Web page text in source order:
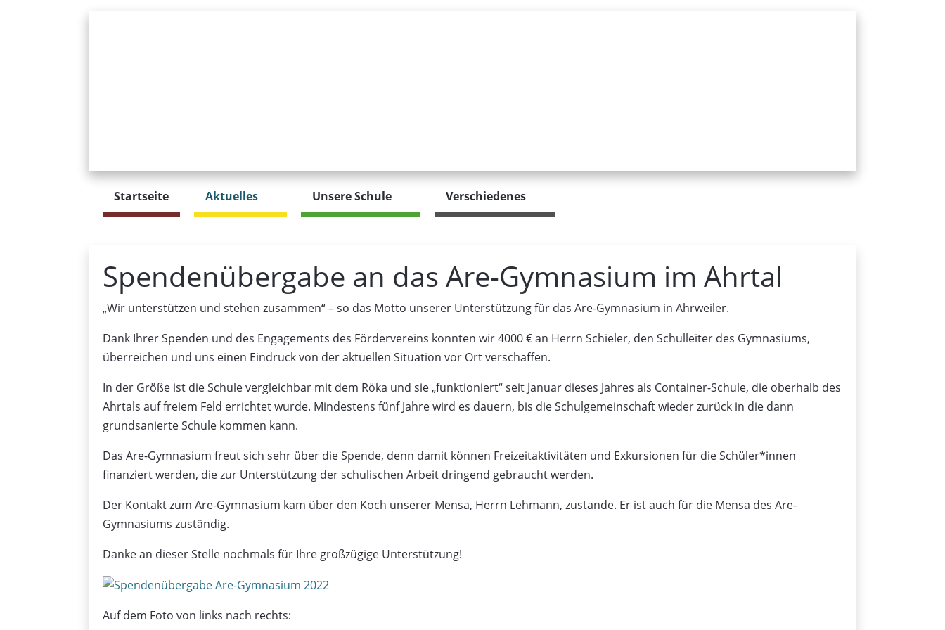
Startseite Aktuelles Unsere Schule Verschiedenes
Spendenübergabe an das Are-Gymnasium im Ahrtal
„Wir unterstützen und stehen zusammen“ – so das Motto unserer Unterstützung für das Are-Gymnasium in Ahrweiler.
Dank Ihrer Spenden und des Engagements des Fördervereins konnten wir 4000 € an Herrn Schieler, den Schulleiter des Gymnasiums,
überreichen und uns einen Eindruck von der aktuellen Situation vor Ort verschaffen.
In der Größe ist die Schule vergleichbar mit dem Röka und sie „funktioniert“ seit Januar dieses Jahres als Container-Schule, die oberhalb des
Ahrtals auf freiem Feld errichtet wurde. Mindestens fünf Jahre wird es dauern, bis die Schulgemeinschaft wieder zurück in die dann
grundsanierte Schule kommen kann.
Das Are-Gymnasium freut sich sehr über die Spende, denn damit können Freizeitaktivitäten und Exkursionen für die Schüler*innen
finanziert werden, die zur Unterstützung der schulischen Arbeit dringend gebraucht werden.
Der Kontakt zum Are-Gymnasium kam über den Koch unserer Mensa, Herrn Lehmann, zustande. Er ist auch für die Mensa des Are-
Gymnasiums zuständig.
Danke an dieser Stelle nochmals für Ihre großzügige Unterstützung!
Auf dem Foto von links nach rechts: